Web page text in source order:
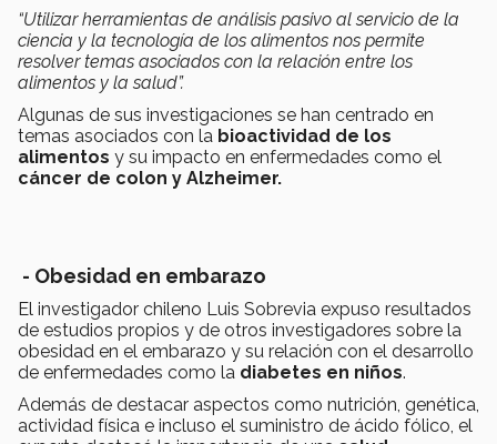
“Utilizar herramientas de análisis pasivo al servicio de la
ciencia y la tecnología de los alimentos nos permite
resolver temas asociados con la relación entre los
alimentos y la salud”.
Algunas de sus investigaciones se han centrado en
temas asociados con la bioactividad de los
alimentos y su impacto en enfermedades como el
cáncer de colon y Alzheimer.
- Obesidad en embarazo
El investigador chileno Luis Sobrevia expuso resultados
de estudios propios y de otros investigadores sobre la
obesidad en el embarazo y su relación con el desarrollo
de enfermedades como la diabetes en niños.
Además de destacar aspectos como nutrición, genética,
actividad física e incluso el suministro de ácido fólico, el